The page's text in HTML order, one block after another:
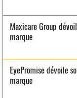
Maxicare Group
marque
EyePromise dévoile
marque